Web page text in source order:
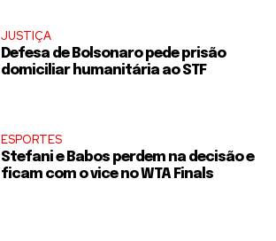
JUSTIÇA
Defesa de Bolsonaro pede prisão
domiciliar humanitária ao STF
ESPORTES
Stefani e Babos perdem na decisão e
ficam com o vice no WTA Finals